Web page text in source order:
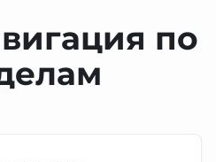
по